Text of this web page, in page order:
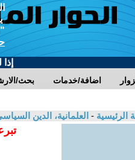
بحث/ اضافة/خدمات
الرئيسية - العلمانية، الدين